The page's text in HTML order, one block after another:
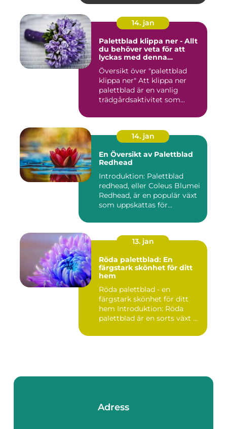
14. jan
Palettblad klippa ner - Allt
du behöver veta för att
lyckas med denna
populära trädgårdsaktivitet
Översikt över "palettblad
klippa ner" Att klippa ner
palettblad är en vanlig
trädgårdsaktivitet som...
14. jan
En Översikt av Palettblad
Redhead
Introduktion: Palettblad
redhead, eller Coleus Blumei
Redhead, är en populär växt
som uppskattas för...
13. jan
Röda palettblad: En
färgstark skönhet för ditt
hem
Röda palettblad - en
färgstark skönhet för ditt
hem Introduktion: Röda
palettblad är en sorts växt ...
Adress